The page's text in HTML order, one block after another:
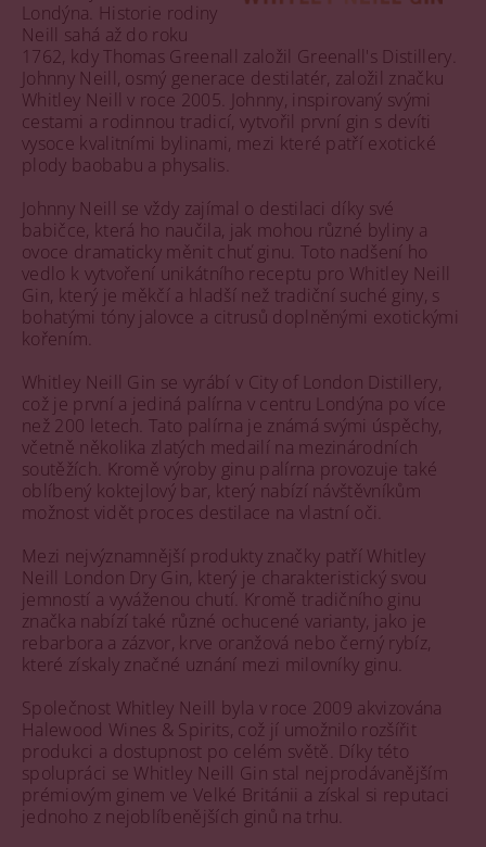
Londýna. Historie rodiny
Neill sahá až do roku
1762, kdy Thomas Greenall založil Greenall's Distillery.
Johnny Neill, osmý generace destilatér, založil značku
Whitley Neill v roce 2005. Johnny, inspirovaný svými
cestami a rodinnou tradicí, vytvořil první gin s devíti
vysoce kvalitními bylinami, mezi které patří exotické
plody baobabu a physalis.
Johnny Neill se vždy zajímal o destilaci díky své
babičce, která ho naučila, jak mohou různé byliny a
ovoce dramaticky měnit chuť ginu. Toto nadšení ho
vedlo k vytvoření unikátního receptu pro Whitley Neill
Gin, který je měkčí a hladší než tradiční suché giny, s
bohatými tóny jalovce a citrusů doplněnými exotickými
kořením.
Whitley Neill Gin se vyrábí v City of London Distillery,
což je první a jediná palírna v centru Londýna po více
než 200 letech. Tato palírna je známá svými úspěchy,
včetně několika zlatých medailí na mezinárodních
soutěžích. Kromě výroby ginu palírna provozuje také
oblíbený koktejlový bar, který nabízí návštěvníkům
možnost vidět proces destilace na vlastní oči.
Mezi nejvýznamnější produkty značky patří Whitley
Neill London Dry Gin, který je charakteristický svou
jemností a vyváženou chutí. Kromě tradičního ginu
značka nabízí také různé ochucené varianty, jako je
rebarbora a zázvor, krve oranžová nebo černý rybíz,
které získaly značné uznání mezi milovníky ginu.
Společnost Whitley Neill byla v roce 2009 akvizována
Halewood Wines & Spirits, což jí umožnilo rozšířit
produkci a dostupnost po celém světě. Díky této
spolupráci se Whitley Neill Gin stal nejprodávanějším
prémiovým ginem ve Velké Británii a získal si reputaci
jednoho z nejoblíbenějších ginů na trhu.